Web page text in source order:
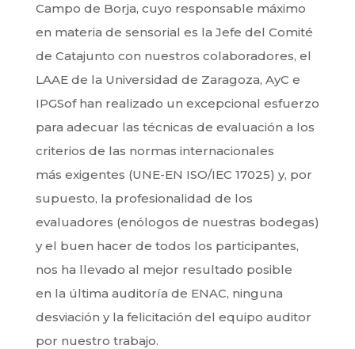
Campo de Borja, cuyo responsable máximo
en materia de sensorial es la Jefe del Comité
de Catajunto con nuestros colaboradores, el
LAAE de la Universidad de Zaragoza, AyC e
IPGSof han realizado un excepcional esfuerzo
para adecuar las técnicas de evaluación a los
criterios de las normas internacionales
más exigentes (UNE-EN ISO/IEC 17025) y, por
supuesto, la profesionalidad de los
evaluadores (enólogos de nuestras bodegas)
y el buen hacer de todos los participantes,
nos ha llevado al mejor resultado posible
en la última auditoría de ENAC, ninguna
desviación y la felicitación del equipo auditor
por nuestro trabajo.